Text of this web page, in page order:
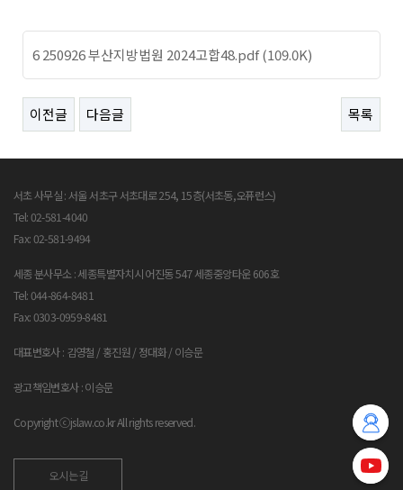
6 250926 부산지방법원 2024고합48.pdf (109.0K)
이전글 다음글 목록
서초 사무실 : 서울 서초구 서초대로 254, 15층(서초동,오퓨런스)
Tel: 02-581-4040
Fax: 02-581-9494
세종 분사무소 : 세종특별자치시 어진동 547 세종중앙타운 606호
Tel: 044-864-8481
Fax: 0303-0959-8481
대표변호사 : 김영철 / 홍진원 / 정대화 / 이승문
광고책임변호사 : 이승문
Copyright ⓒjslaw.co.kr All rights reserved.
오시는길